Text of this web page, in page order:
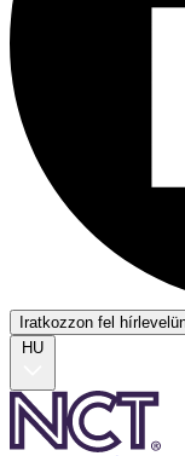
Iratkozzon fel
HU